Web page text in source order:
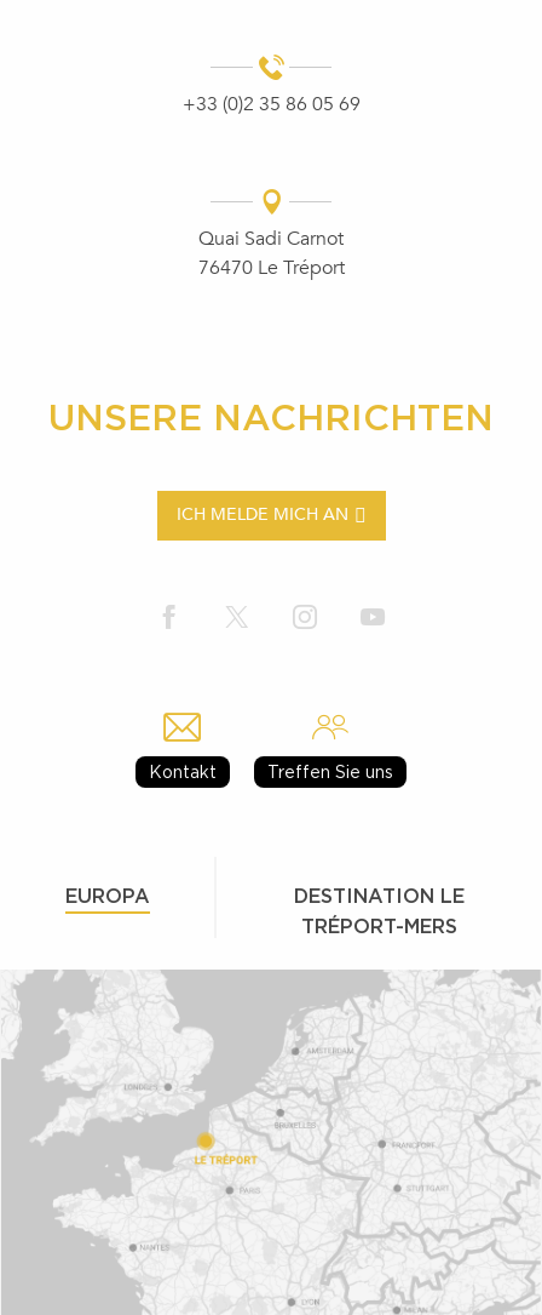
+33 (0)2 35 86 05 69
Quai Sadi Carnot
76470 Le Tréport
UNSERE NACHRICHTEN
ICH MELDE MICH AN
Kontakt Treffen Sie uns
EUROPA
DESTINATION LE
TRÉPORT-MERS